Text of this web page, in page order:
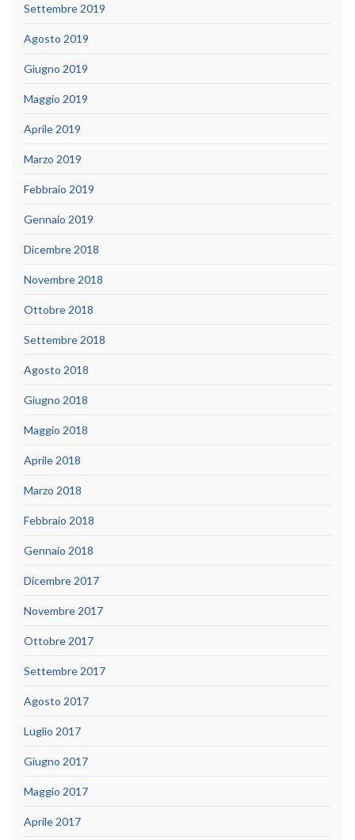
Settembre 2019
Agosto 2019
Giugno 2019
Maggio 2019
Aprile 2019
Marzo 2019
Febbraio 2019
Gennaio 2019
Dicembre 2018
Novembre 2018
Ottobre 2018
Settembre 2018
Agosto 2018
Giugno 2018
Maggio 2018
Aprile 2018
Marzo 2018
Febbraio 2018
Gennaio 2018
Dicembre 2017
Novembre 2017
Ottobre 2017
Settembre 2017
Agosto 2017
Luglio 2017
Giugno 2017
Maggio 2017
Aprile 2017